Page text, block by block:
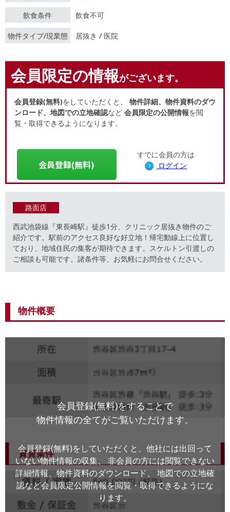
飲食条件 飲食不可
物件タイプ/現業態 居抜き / 医院
会員限定の情報がございます。
会員登録(無料)をしていただくと、 物件詳細、物件資料のダウ
ンロード、地図での立地確認など 会員限定の公開情報を閲
覧・取得できるようになります。
会員登録(無料)
すでに会員の方は
ログイン
路面店
西武池袋線『東長崎駅』徒歩1分、クリニック居抜き物件のご
紹介です。駅前のアクセス良好な好立地！帰宅動線上に位置し
ており、地域住民の集客が期待できます。スケルトン引渡しの
ご相談も可能です。諸条件等、お気軽にお問合せください。
物件概要
会員登録(無料)をすることで
物件情報の全てがご覧いただけます。
会員登録(無料)をしていただくと、他社には出回って
いない物件情報の収集、
非会員の方には閲覧できない
詳細情報、物件資料のダウンロード、
地図での立地確
認など会員限定公開情報を閲覧・取得できるようにな
ります。